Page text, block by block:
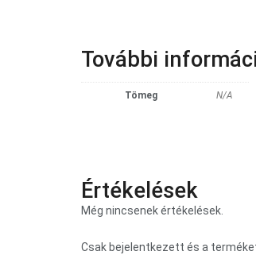
További
Tömeg N/A
Értékelések
Még nincsenek értékelések.
Csak bejelentkezett és a